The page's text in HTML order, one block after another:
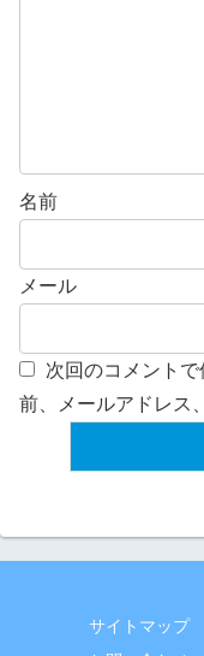
名前
メール
次回のコメント
前、メールアドレス
サイトマップ